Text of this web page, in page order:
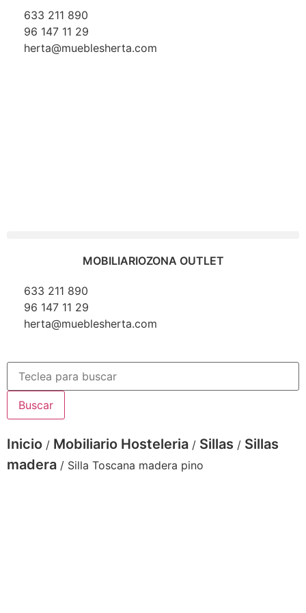
633 211 890
96 147 11 29
herta@mueblesherta.com
MOBILIARIOZONA OUTLET
633 211 890
96 147 11 29
herta@mueblesherta.com
Buscar
Inicio / Mobiliario Hosteleria / Sillas / Sillas
madera / Silla Toscana madera pino